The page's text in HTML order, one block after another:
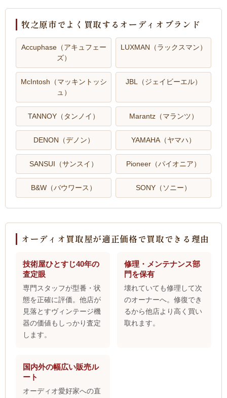
牧之原市でよく買取するオーディオブランド
Accuphase（アキュフェー
ズ）
LUXMAN（ラックスマン）
McIntosh（マッキントッシ
ュ）
JBL（ジェイビーエル）
TANNOY（タンノイ） Marantz（マランツ）
DENON（デノン） YAMAHA（ヤマハ）
SANSUI（サンスイ） Pioneer（パイオニア）
B&W（バウワース） SONY（ソニー）
オーディオ買取屋が適正価格で買取できる理由
技術屋ひとすじ40年の
査定眼
専門スタッフが型番・状
態を正確に評価。他店が
見落とすヴィンテージ機
器の価値もしっかり査定
します。
修理・メンテナンス部
門を保有
壊れていても修理して次
のオーナーへ。修復でき
るから他店より高く買い
取れます。
国内外の幅広い販売ル
ート
オーディオ愛好家への直